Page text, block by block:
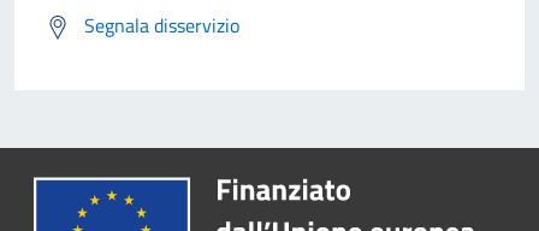
Segnala disservizio